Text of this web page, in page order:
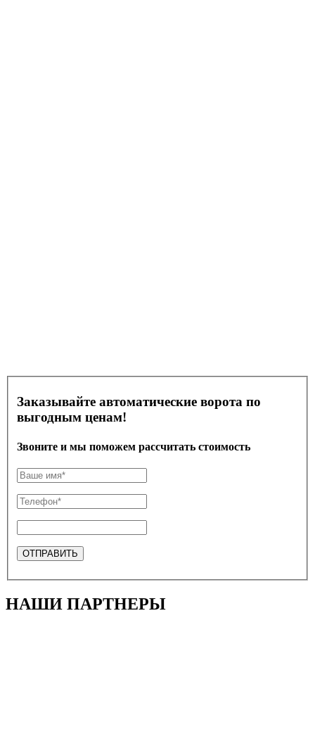
Заказывайте автоматические ворота по
выгодным ценам!
Звоните и мы поможем рассчитать стоимость
НАШИ ПАРТНЕРЫ